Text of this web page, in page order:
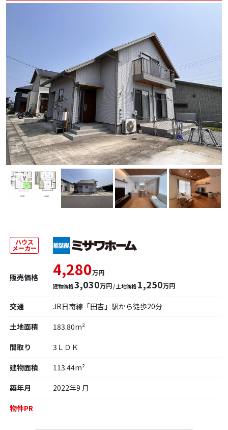
ハウス
メーカー
販売価格 4,280万円
建物価格3,030万円/ 土地価格 1,250万円
交通
JR日南線「田吉」駅から徒歩20分
土地面積
183.80m²
間取り
3ＬＤＫ
建物面積
113.44m²
築年月
2022年9 月
物件PR